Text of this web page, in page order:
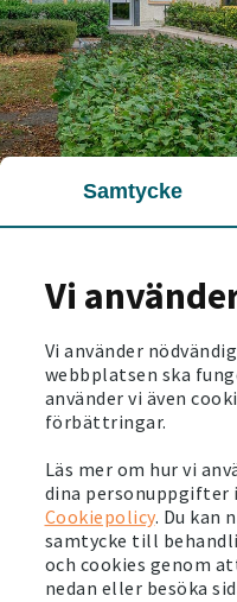
Samtycke
Vi
Vi använder
webbplatsen ska
använder vi även
förbättringar.
Läs mer om hur vi
dina personuppgifter
Cookiepolicy. Du kan
samtycke till
och cookies genom
nedan eller besöka
Hållbart
hyresvärd hjälpa
Social hållbarhet är
aktiviteter,
för att lyfta våra
samhället i stort.
Victoriahem är
uppdragsgivare åt
för att bidra till att
arbetsplatser.
Läs om